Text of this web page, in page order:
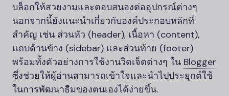
บล็อกให้สวยงามและตอบสนองต่ออุปกรณ์ต่างๆ
นอกจากนี้ยังแนะนำเกี่ยวกับองค์ประกอบหลักที่
สำคัญ เช่น ส่วนหัว (header), เนื้อหา (content),
แถบด้านข้าง (sidebar) และส่วนท้าย (footer)
พร้อมทั้งตัวอย่างการใช้งานวิดเจ็ตต่างๆ ใน Blogger
ซึ่งช่วยให้ผู้อ่านสามารถเข้าใจและนำไปประยุกต์ใช้
ในการพัฒนาธีมของตนเองได้ง่ายขึ้น.